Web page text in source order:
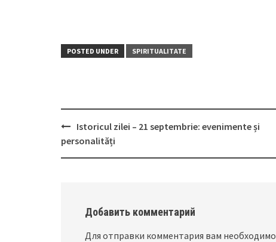
POSTED UNDER SPIRITUALITATE
Post
navigation
Istoricul zilei – 21 septembrie: evenimente și
personalități
Добавить комментарий
Для отправки комментария вам необходимо